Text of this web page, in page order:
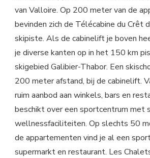
van Valloire. Op 200 meter van de
bevinden zich de Télécabine du Crêt
skipiste. Als de cabinelift je boven
je diverse kanten op in het 150 km
skigebied Galibier-Thabor. Een
200 meter afstand, bij de cabinelift.
ruim aanbod aan winkels, bars en
beschikt over een sportcentrum met
wellnessfaciliteiten. Op slechts 50
de appartementen vind je al een
supermarkt en restaurant. Les